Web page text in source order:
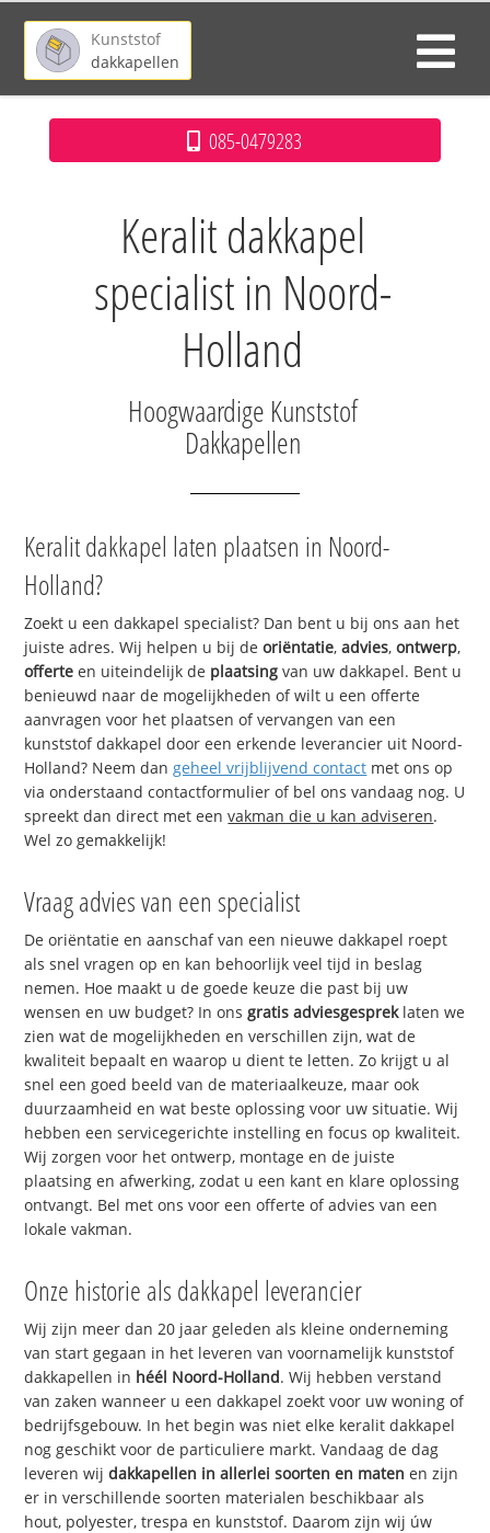
Kunststof
dakkapellen
085-0479283
Keralit dakkapel
specialist in Noord-
Holland
Hoogwaardige Kunststof
Dakkapellen
Keralit dakkapel laten plaatsen in Noord-
Holland?
Zoekt u een dakkapel specialist? Dan bent u bij ons aan het
juiste adres. Wij helpen u bij deoriëntatie,advies,ontwerp,
offerte en uiteindelijk de plaatsing van uw dakkapel. Bent u
benieuwd naar de mogelijkheden of wilt u een offerte
aanvragen voor het plaatsen of vervangen van een
kunststof dakkapel door een erkende leverancier uit Noord-
Holland? Neem dangeheel vrijblijvend contact met ons op
via onderstaand contactformulier of bel ons vandaag nog. U
spreekt dan direct met eenvakman die u kan adviseren.
Wel zo gemakkelijk!
Vraag advies van een specialist
De oriëntatie en aanschaf van een nieuwe dakkapel roept
als snel vragen op en kan behoorlijk veel tijd in beslag
nemen. Hoe maakt u de goede keuze die past bij uw
wensen en uw budget? In onsgratis adviesgespreklaten we
zien wat de mogelijkheden en verschillen zijn, wat de
kwaliteit bepaalt en waarop u dient te letten. Zo krijgt u al
snel een goed beeld van de materiaalkeuze, maar ook
duurzaamheid en wat beste oplossing voor uw situatie. Wij
hebben een servicegerichte instelling en focus op kwaliteit.
Wij zorgen voor het ontwerp, montage en de juiste
plaatsing en afwerking, zodat u een kant en klare oplossing
ontvangt. Bel met ons voor een offerte of advies van een
lokale vakman.
Onze historie als dakkapel leverancier
Wij zijn meer dan 20 jaar geleden als kleine onderneming
van start gegaan in het leveren van voornamelijk kunststof
dakkapellen in héél Noord-Holland. Wij hebben verstand
van zaken wanneer u een dakkapel zoekt voor uw woning of
bedrijfsgebouw. In het begin was niet elke keralit dakkapel
nog geschikt voor de particuliere markt. Vandaag de dag
leveren wijdakkapellen in allerlei soorten en maten en zijn
er in verschillende soorten materialen beschikbaar als
hout, polyester, trespa en kunststof. Daarom zijn wij úw